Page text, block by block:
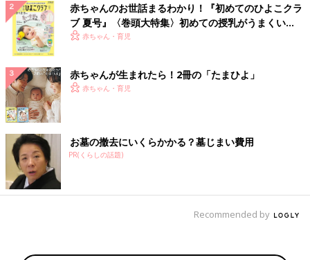
赤ちゃんのお世話まるわかり！『初めてのひよこクラ
ブ 夏号』〈巻頭大特集〉初めての授乳がうまくい
く！ おっぱい・ミルクの基本と夏のトラブル 解決テ
赤ちゃん・育児
赤ちゃんが生まれたら！2冊の「たまひよ」
赤ちゃん・育児
お墓の撤去にいくらかかる？墓じまい費用
PR(くらしの話題)
Recommended by